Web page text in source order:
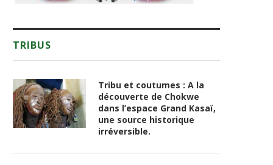
TRIBUS
Tribu et coutumes : A la
découverte de Chokwe
dans l’espace Grand Kasaï,
une source historique
irréversible.